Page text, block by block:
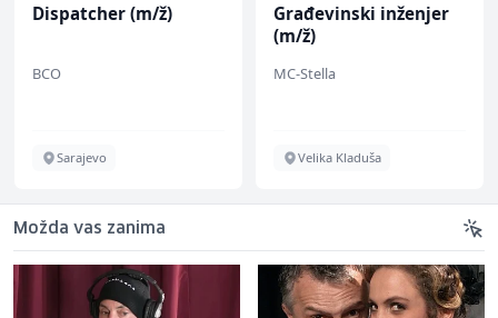
Dispatcher (m/ž)
BCO
Sarajevo
Građevinski inženjer
(m/ž)
MC-Stella
Velika Kladuša
Možda vas zanima